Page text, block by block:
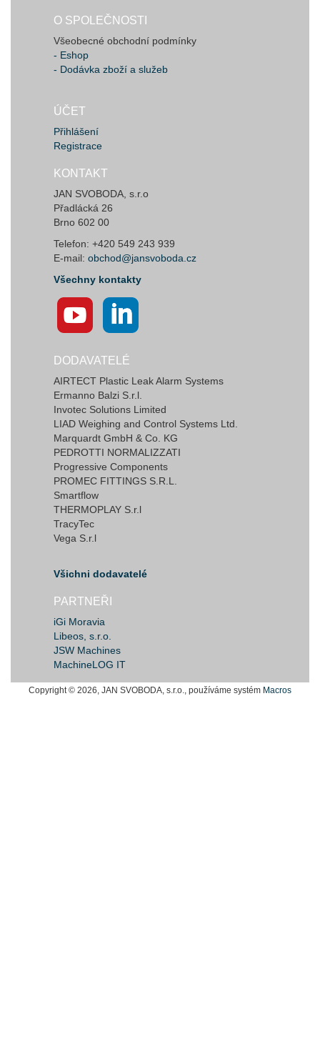
O SPOLEČNOSTI
Všeobecné obchodní podmínky
- Eshop
- Dodávka zboží a služeb
ÚČET
Přihlášení
Registrace
KONTAKT
JAN SVOBODA, s.r.o
Přadlácká 26
Brno 602 00
Telefon: +420 549 243 939
E-mail: obchod@jansvoboda.cz
Všechny kontakty
DODAVATELÉ
AIRTECT Plastic Leak Alarm Systems
Ermanno Balzi S.r.l.
Invotec Solutions Limited
LIAD Weighing and Control Systems Ltd.
Marquardt GmbH & Co. KG
PEDROTTI NORMALIZZATI
Progressive Components
PROMEC FITTINGS S.R.L.
Smartflow
THERMOPLAY S.r.l
TracyTec
Vega S.r.l
Všichni dodavatelé
PARTNEŘI
iGi Moravia
Libeos, s.r.o.
JSW Machines
MachineLOG IT
Copyright © 2026, JAN SVOBODA, s.r.o., používáme systém Macros